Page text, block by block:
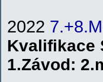
2022
Kvalifikace
1.Závod: